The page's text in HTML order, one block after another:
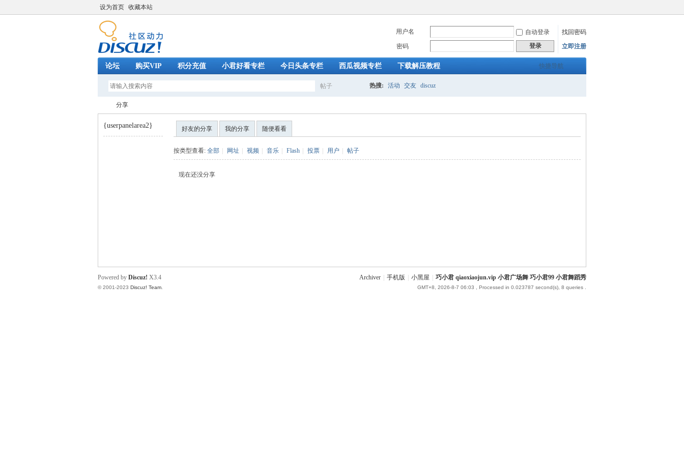
设为首页 收藏本站
用户名 自动登录
找回密码
密码
登录 立即注册
快捷导航
论坛 购买VIP 积分充值 小君好看专栏 今日头条专栏 西瓜视频专栏 下载解压教程
帖子 热搜: 活动 交友 discuz
分享
{userpanelarea2} 好友的分享 我的分享 随便看看
按类型查看: 全部 网址 视频 音乐 Flash 投票 用户 帖子
现在还没分享
Archiver 手机版 小黑屋 巧小君 qiaoxiaojun.vip 小君广场舞 巧小君99 小君舞蹈秀
GMT+8, 2026-8-7 06:03 , Processed in 0.023787 second(s), 8 queries .
Powered by Discuz! X3.4
© 2001-2023 Discuz! Team